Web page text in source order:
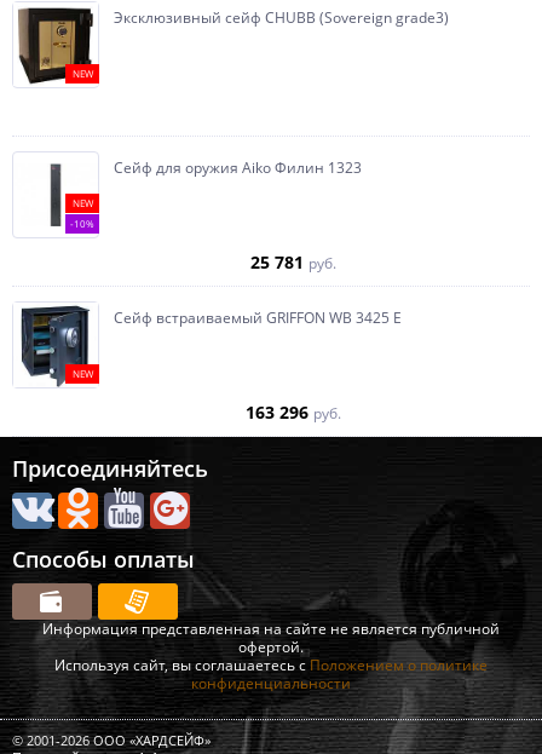
NEW
Эксклюзивный сейф CHUBB (Sovereign grade3)
NEW
-10%
Сейф для оружия Aiko Филин 1323
25 781 руб.
NEW
Сейф встраиваемый GRIFFON WB 3425 E
163 296 руб.
Присоединяйтесь
Способы оплаты
Информация представленная на сайте не является публичной
офертой.
Используя сайт, вы соглашаетесь с Положением о политике
конфиденциальности
© 2001-2026 ООО «ХАРДСЕЙФ»